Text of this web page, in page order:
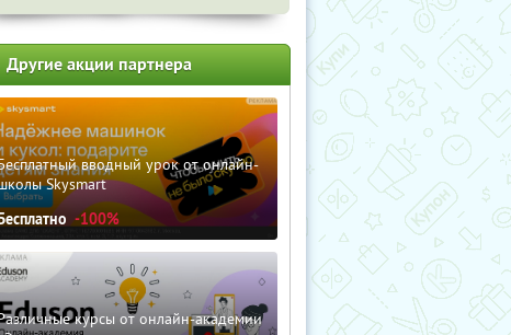
Другие акции партнера
вводный урок от онлайн-
Skysmart
-100%
курсы от онлайн-академии